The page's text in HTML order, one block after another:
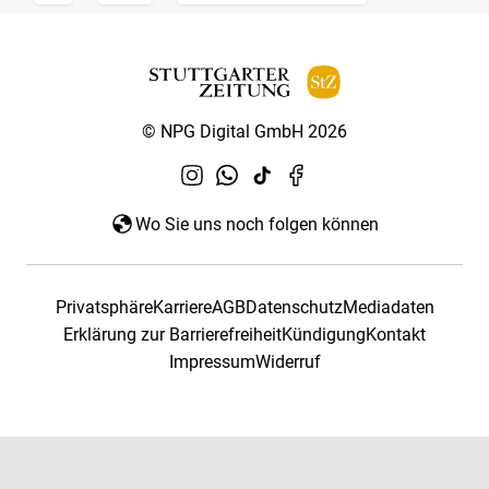
© NPG Digital GmbH 2026
Wo Sie uns noch folgen können
PrivatsphäreKarriereAGBDatenschutzMediadaten
Erklärung zur BarrierefreiheitKündigungKontakt
ImpressumWiderruf